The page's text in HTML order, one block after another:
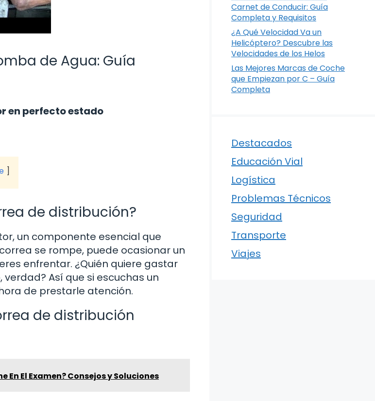
de Agua: Guía
en perfecto estado
de distribución?
un componente esencial que
se rompe, puede ocasionar un
enfrentar. ¿Quién quiere gastar
Así que si escuchas un
de prestarle atención.
de distribución
En El Examen? Consejos y Soluciones
Carnet de Conducir: Guía
Completa y Requisitos
¿A Qué Velocidad Va un
Helicóptero? Descubre las
Velocidades de los Helos
Las Mejores Marcas de Coche
que Empiezan por C – Guía
Completa
Destacados
Educación Vial
Logística
Problemas Técnicos
Seguridad
Transporte
Viajes